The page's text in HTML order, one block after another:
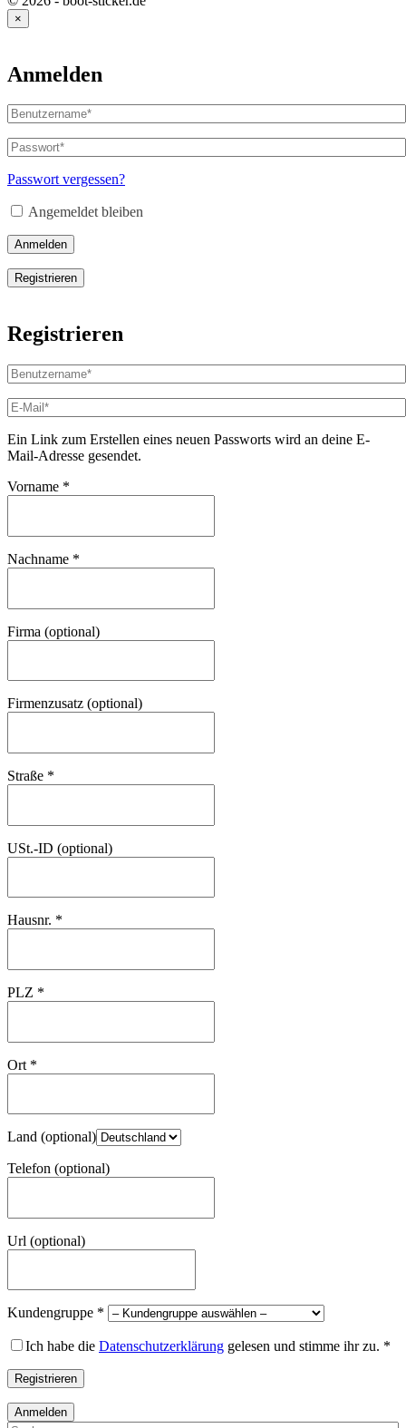
×
Anmelden
Benutzername
oder
E-
Mail-
Adresse*
Passwort*
Erforderlich
Passwort vergessen?
Angemeldet bleiben
Anmelden
Registrieren
Registrieren
Benutzername
Erforderlich
E-
Mail-
Adresse*
Erforderlich
Ein Link zum Erstellen eines neuen Passworts wird an deine E-
Mail-Adresse gesendet.
Vorname *
Nachname *
Firma (optional)
Firmenzusatz (optional)
Straße *
USt.-ID (optional)
Hausnr. *
PLZ *
Ort *
Land (optional)
Telefon (optional)
Url (optional)
Kundengruppe *
Ich habe die Datenschutzerklärung gelesen und stimme ihr zu. *
Registrieren
Anmelden